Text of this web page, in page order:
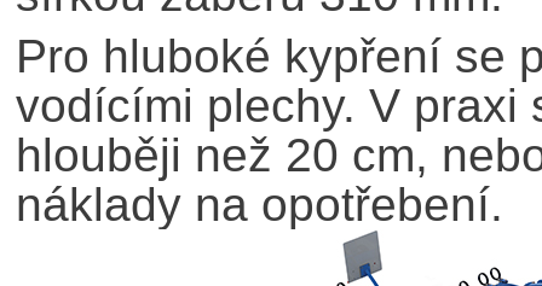
Pro hluboké kypření se
vodícími plechy. V praxi
hlouběji než 20 cm,
náklady na opotřebení.